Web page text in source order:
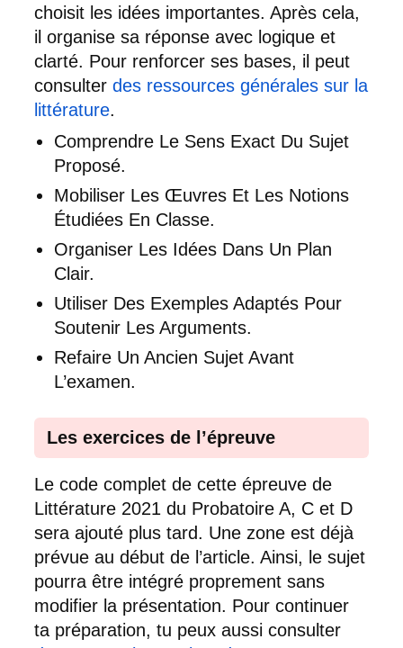
choisit les idées importantes. Après cela,
il organise sa réponse avec logique et
clarté. Pour renforcer ses bases, il peut
consulter des ressources générales sur la
littérature.
Comprendre Le Sens Exact Du Sujet
Proposé.
Mobiliser Les Œuvres Et Les Notions
Étudiées En Classe.
Organiser Les Idées Dans Un Plan
Clair.
Utiliser Des Exemples Adaptés Pour
Soutenir Les Arguments.
Refaire Un Ancien Sujet Avant
L’examen.
Les exercices de l’épreuve
Le code complet de cette épreuve de
Littérature 2021 du Probatoire A, C et D
sera ajouté plus tard. Une zone est déjà
prévue au début de l’article. Ainsi, le sujet
pourra être intégré proprement sans
modifier la présentation. Pour continuer
ta préparation, tu peux aussi consulter